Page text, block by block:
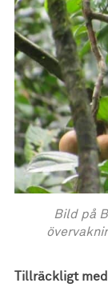
Bild på
Tillräckligt